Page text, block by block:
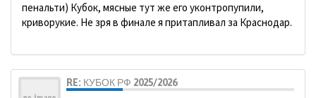
пенальти) Кубок, мясные тут же его уконтропупили,
криворукие. Не зря в финале я притапливал за Краснодар.
RE: КУБОК РФ 2025/2026